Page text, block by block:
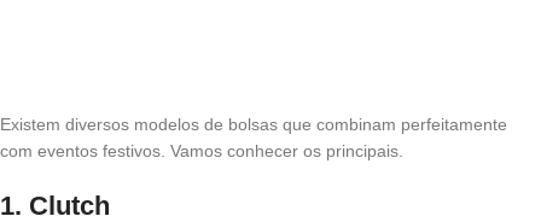
Existem diversos modelos de bolsas que combinam perfeitamente
com eventos festivos. Vamos conhecer os principais.
1. Clutch